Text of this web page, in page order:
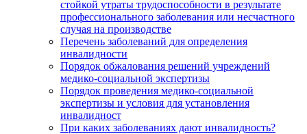
стойкой утраты трудоспособности в результате
профессионального заболевания или несчастного
случая на производстве
Перечень заболеваний для определения
инвалидности
Порядок обжалования решений учреждений
медико-социальной экспертизы
Порядок проведения медико-социальной
экспертизы и условия для установления
инвалидност
При каких заболеваниях дают инвалидность?